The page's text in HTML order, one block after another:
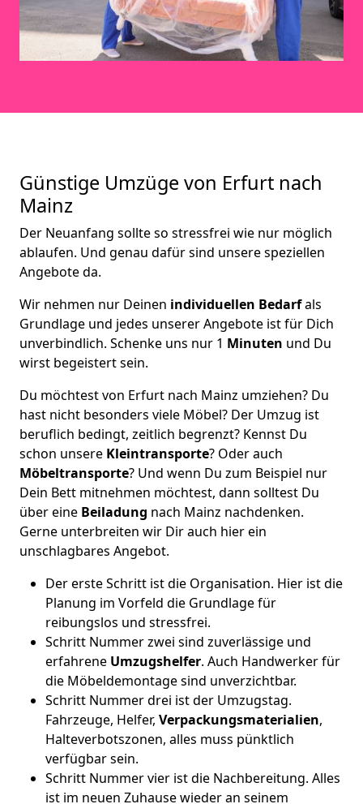
Günstige Umzüge von Erfurt nach
Mainz
Der Neuanfang sollte so stressfrei wie nur möglich
ablaufen. Und genau dafür sind unsere speziellen
Angebote da.
Wir nehmen nur Deinen individuellen Bedarfals
Grundlage und jedes unserer Angebote ist für Dich
unverbindlich. Schenke uns nur 1 Minuten und Du
wirst begeistert sein.
Du möchtest von Erfurt nach Mainz umziehen? Du
hast nicht besonders viele Möbel? Der Umzug ist
beruflich bedingt, zeitlich begrenzt? Kennst Du
schon unsere Kleintransporte? Oder auch
Möbeltransporte? Und wenn Du zum Beispiel nur
Dein Bett mitnehmen möchtest, dann solltest Du
über eine Beiladung nach Mainz nachdenken.
Gerne unterbreiten wir Dir auch hier ein
unschlagbares Angebot.
Der erste Schritt ist die Organisation. Hier ist die
Planung im Vorfeld die Grundlage für
reibungslos und stressfrei.
Schritt Nummer zwei sind zuverlässige und
erfahrene Umzugshelfer. Auch Handwerker für
die Möbeldemontage sind unverzichtbar.
Schritt Nummer drei ist der Umzugstag.
Fahrzeuge, Helfer, Verpackungsmaterialien,
Halteverbotszonen, alles muss pünktlich
verfügbar sein.
Schritt Nummer vier ist die Nachbereitung. Alles
ist im neuen Zuhause wieder an seinem